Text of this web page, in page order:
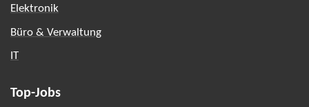
Elektronik
Büro & Verwaltung
IT
Top-Jobs